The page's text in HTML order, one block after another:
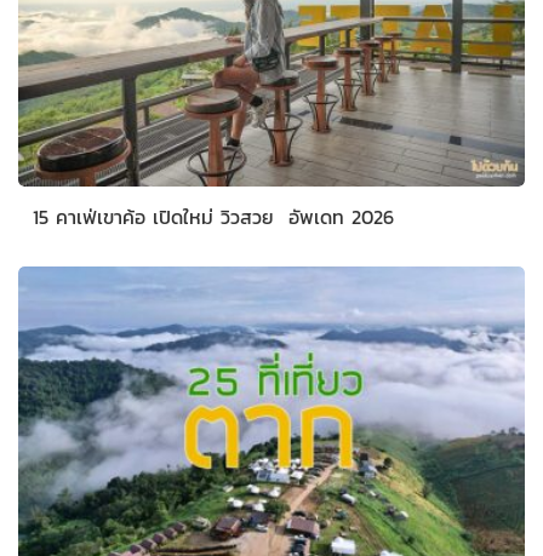
15 คาเฟ่เขาค้อ เปิดใหม่ วิวสวย อัพเดท 2026